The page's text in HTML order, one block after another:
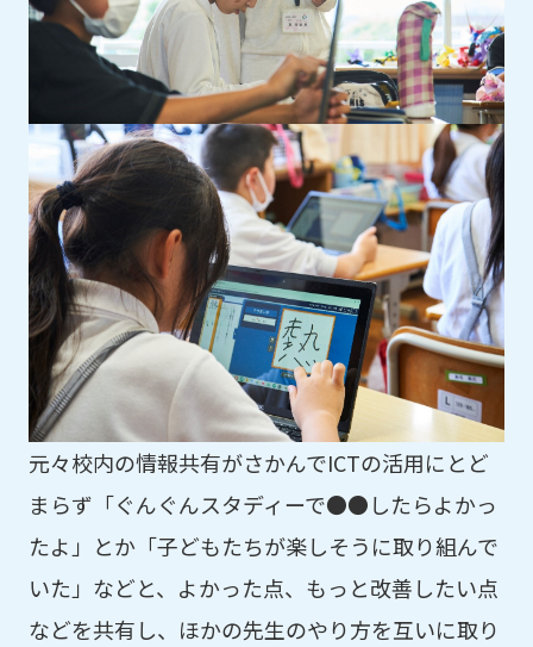
元々校内の情報共有がさかんでICTの活用にとど
まらず「ぐんぐんスタディーで●●したらよかっ
たよ」とか「子どもたちが楽しそうに取り組んで
いた」などと、よかった点、もっと改善したい点
などを共有し、ほかの先生のやり方を互いに取り